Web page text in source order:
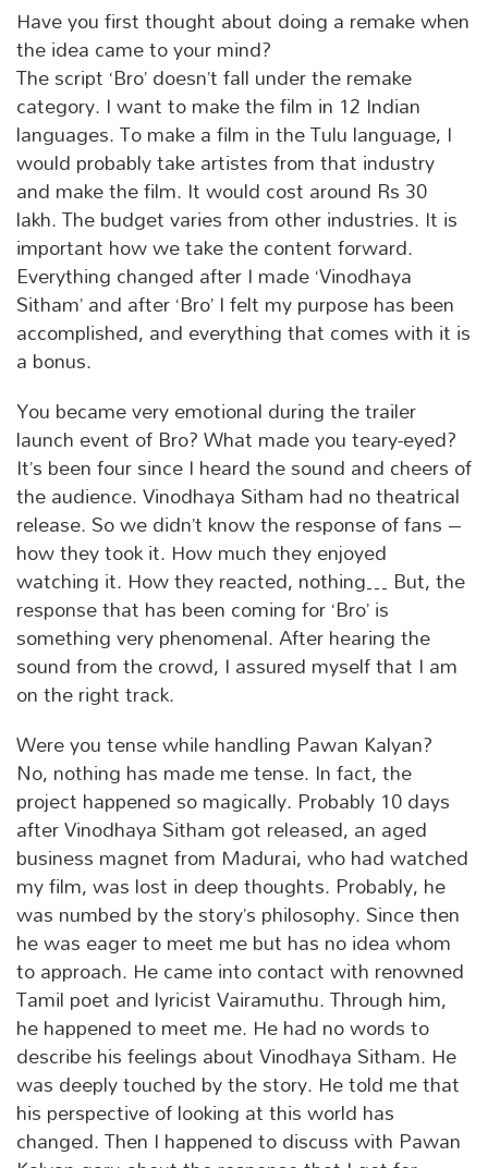
Have you first thought about doing a remake when
the idea came to your mind?
The script ‘Bro’ doesn’t fall under the remake
category. I want to make the film in 12 Indian
languages. To make a film in the Tulu language, I
would probably take artistes from that industry
and make the film. It would cost around Rs 30
lakh. The budget varies from other industries. It is
important how we take the content forward.
Everything changed after I made ‘Vinodhaya
Sitham’ and after ‘Bro’ I felt my purpose has been
accomplished, and everything that comes with it is
a bonus.
You became very emotional during the trailer
launch event of Bro? What made you teary-eyed?
It’s been four since I heard the sound and cheers of
the audience. Vinodhaya Sitham had no theatrical
release. So we didn’t know the response of fans –
how they took it. How much they enjoyed
watching it. How they reacted, nothing… But, the
response that has been coming for ‘Bro’ is
something very phenomenal. After hearing the
sound from the crowd, I assured myself that I am
on the right track.
Were you tense while handling Pawan Kalyan?
No, nothing has made me tense. In fact, the
project happened so magically. Probably 10 days
after Vinodhaya Sitham got released, an aged
business magnet from Madurai, who had watched
my film, was lost in deep thoughts. Probably, he
was numbed by the story’s philosophy. Since then
he was eager to meet me but has no idea whom
to approach. He came into contact with renowned
Tamil poet and lyricist Vairamuthu. Through him,
he happened to meet me. He had no words to
describe his feelings about Vinodhaya Sitham. He
was deeply touched by the story. He told me that
his perspective of looking at this world has
changed. Then I happened to discuss with Pawan